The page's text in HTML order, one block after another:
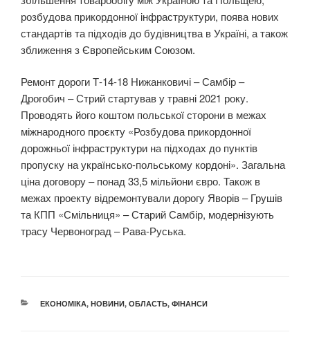
розбудова прикордонної інфраструктури, поява нових
стандартів та підходів до будівництва в Україні, а також
зближення з Європейським Союзом.
Ремонт дороги Т-14-18 Нижанковичі – Самбір –
Дрогобич – Стрий стартував у травні 2021 року.
Проводять його коштом польської сторони в межах
міжнародного проєкту «Розбудова прикордонної
дорожньої інфраструктури на підходах до пунктів
пропуску на українсько-польському кордоні». Загальна
ціна договору – понад 33,5 мільйони євро. Також в
межах проекту відремонтували дорогу Яворів – Грушів
та КПП «Смільниця» – Старий Самбір, модернізують
трасу Червоноград – Рава-Руська.
КАТЕГОРІЇ
ЕКОНОМІКА, НОВИНИ, ОБЛАСТЬ, ФІНАНСИ